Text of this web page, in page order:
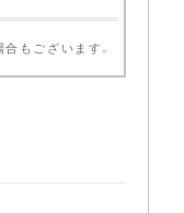
もございます。